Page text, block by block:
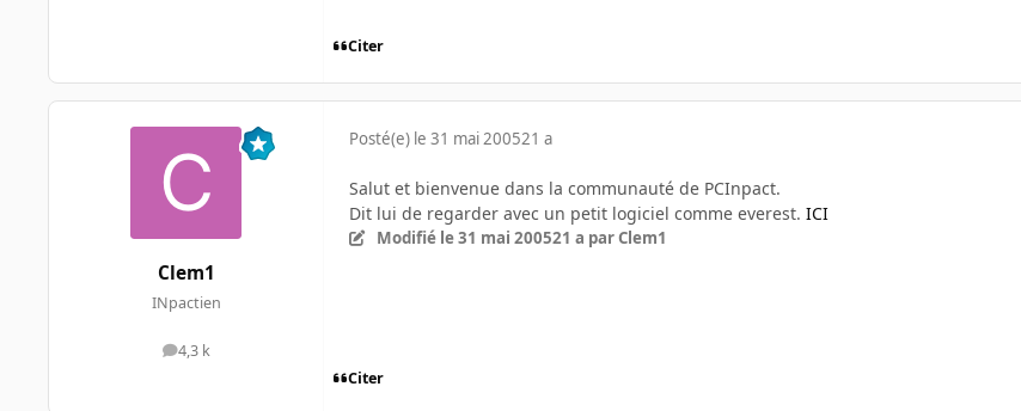
Citer
Clem1
INpactien
4,3 k
messages
Posté(e) le 31 mai 200521 a
Salut et bienvenue dans la communauté de PCInpact.
Dit lui de regarder avec un petit logiciel comme everest. ICI
Modifié le 31 mai 200521 a par Clem1
Citer